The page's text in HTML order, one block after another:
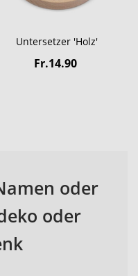
Untersetzer 'Holz'
Fr.14.90
oder
oder